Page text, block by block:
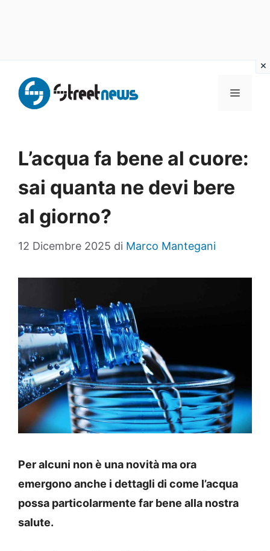
contenuto
MENU
L’acqua fa bene al cuore:
sai quanta ne devi bere
al giorno?
12 Dicembre 2025 di Marco Mantegani
Per alcuni non è una novità ma ora
emergono anche i dettagli di come l’acqua
possa particolarmente far bene alla nostra
salute.